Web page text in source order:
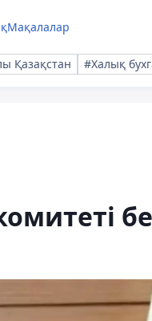
Мақалалар
Қазақстан #Халық